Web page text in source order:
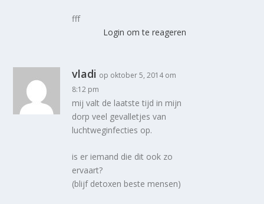
fff
Login om te reageren
vladi op oktober 5, 2014 om
8:12 pm
mij valt de laatste tijd in mijn
dorp veel gevalletjes van
luchtweginfecties op.
is er iemand die dit ook zo
ervaart?
(blijf detoxen beste mensen)